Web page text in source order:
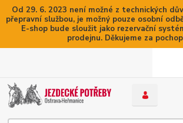
Od 29. 6. 2023 není možné z technických
přepravní službou, je možný pouze osobní
E-shop bude sloužit jako rezervační
prodejnu. Děkujeme za